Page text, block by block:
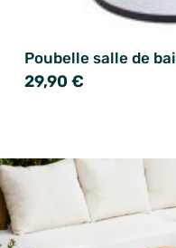
Poubelle salle de
29,90 €